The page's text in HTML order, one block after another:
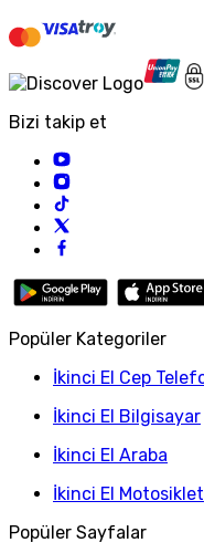
Bizi takip et
Popüler Kategoriler
İkinci El Cep
İkinci El Bilgisayar
İkinci El Araba
İkinci El Motosiklet
Popüler Sayfalar